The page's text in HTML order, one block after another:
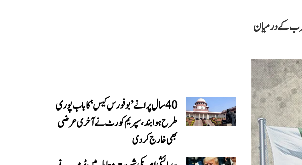
عرب کے درمیان
40 سال پرانے ’بوفورس کیس‘ کا باب پوری
طرح ہوا بند، سپریم کورٹ نے آخری عرضی
بھی خارج کر دی